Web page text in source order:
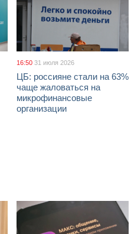
16:50 31 июля 2026
ЦБ: россияне стали на 63%
чаще жаловаться на
микрофинансовые
организации